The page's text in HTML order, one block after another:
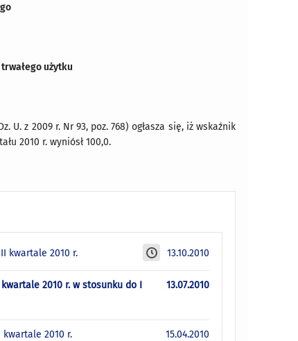
użytku
z 2009 r. Nr 93, poz. 768) ogłasza się, iż wskaźnik
2010 r. wyniósł 100,0.
13.10.2010
kwartale 2010 r.
13.07.2010
2010 r. w stosunku do I
15.04.2010
2010 r.